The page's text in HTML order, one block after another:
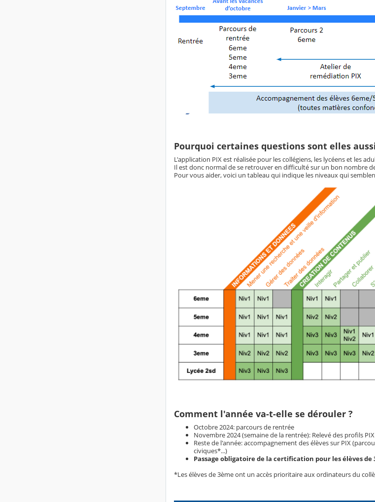
Pourquoi certaines questions sont elles
L'application PIX est réalisée pour les collégiens, les lycéens et les
Il est donc normal de se retrouver en difficulté sur un bon nombre
Pour vous aider, voici un tableau qui indique les niveaux qui
Comment l'année va-t-elle se dérouler ?
Octobre 2024: parcours de rentrée
Novembre 2024 (semaine de la rentrée): Relevé des profils PIX
Reste de l'année: accompagnement des élèves sur PIX
civiques*...)
Passage obligatoire de la certification pour les élèves
*Les élèves de 3ème ont un accès prioritaire aux ordinateurs du